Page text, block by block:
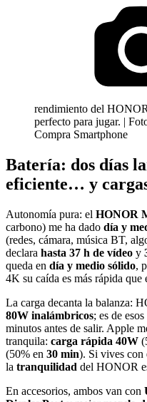
rendimiento del
perfecto para jugar. |
Compra Smartphone
Batería: dos días
eficiente… y
Autonomía pura: el HONOR
carbono) me ha dado día y
(redes, cámara, música BT,
declara hasta 37 h de vídeo y
queda en día y medio sólido,
4K su caída es más rápida
La carga decanta la balanza:
80W inalámbricos; es de
minutos antes de salir. Apple
tranquila: carga rápida 40W
(50% en 30 min). Si vives con
la tranquilidad del HONOR
En accesorios, ambos van con